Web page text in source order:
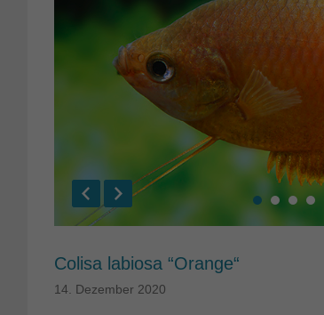
Colisa labiosa “Orange“
14. Dezember 2020